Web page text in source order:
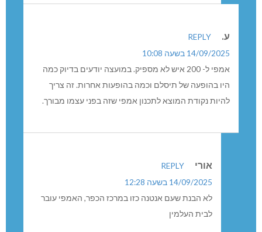
צאו מהבורות ותורידו שימוש בניידים ועברו לטלפון
ע.
REPLY
14/09/2025 בשעה 10:08
אמפי ל- 200 איש לא מספיק. במועצה יודעים בדיוק כמה
אורי
REPLY
14/09/2025 בשעה 12:28